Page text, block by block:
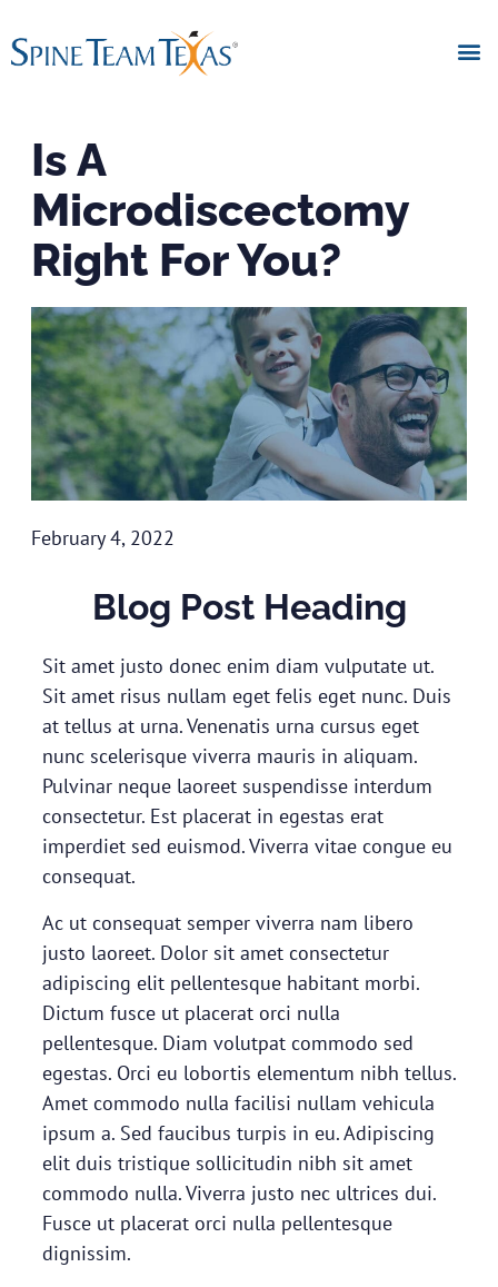
Is A
Microdiscectomy
Right For You?
February 4, 2022
Blog Post Heading
Sit amet justo donec enim diam vulputate ut.
Sit amet risus nullam eget felis eget nunc. Duis
at tellus at urna. Venenatis urna cursus eget
nunc scelerisque viverra mauris in aliquam.
Pulvinar neque laoreet suspendisse interdum
consectetur. Est placerat in egestas erat
imperdiet sed euismod. Viverra vitae congue eu
consequat.
Ac ut consequat semper viverra nam libero
justo laoreet. Dolor sit amet consectetur
adipiscing elit pellentesque habitant morbi.
Dictum fusce ut placerat orci nulla
pellentesque. Diam volutpat commodo sed
egestas. Orci eu lobortis elementum nibh tellus.
Amet commodo nulla facilisi nullam vehicula
ipsum a. Sed faucibus turpis in eu. Adipiscing
elit duis tristique sollicitudin nibh sit amet
commodo nulla. Viverra justo nec ultrices dui.
Fusce ut placerat orci nulla pellentesque
dignissim.